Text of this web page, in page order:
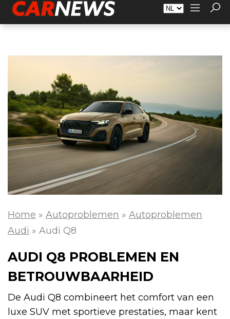
Adverteren Over Carnews.nl Contact
Home » Autoproblemen » Autoproblemen
Audi » Audi Q8
AUDI Q8 PROBLEMEN EN
BETROUWBAARHEID
De Audi Q8 combineert het comfort van een
luxe SUV met sportieve prestaties, maar kent